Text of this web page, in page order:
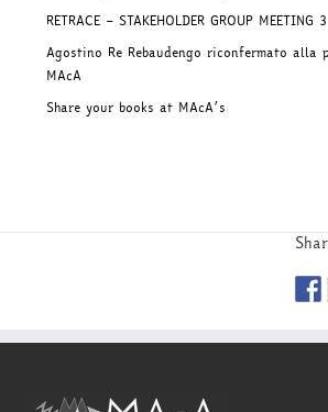
RETRACE – STAKEHOLDER GROUP MEETING 3
Agostino Re Rebaudengo riconfermato alla
MAcA
Share your books at MAcA’s